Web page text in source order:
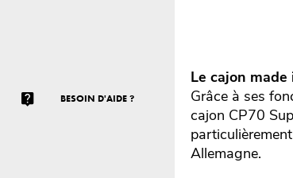
BESOIN D'AIDE ?
Le cajon made
Grâce à ses
cajon CP70
Allemagne.